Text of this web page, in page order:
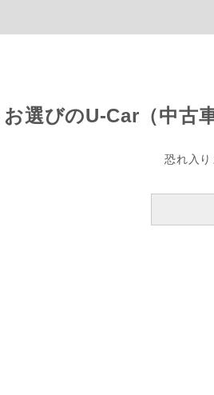
お選びのU-Car（中古
恐れ入り